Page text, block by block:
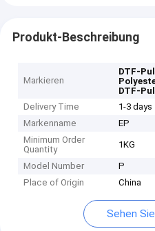
Produkt-Beschreibung
Markieren
DTF-
DTF-
Delivery Time
1-3 days
Markenname
EP
Minimum Order
Quantity
1KG
Model Number
P
Place of Origin
China
Sehen